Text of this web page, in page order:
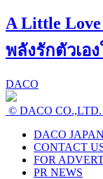
A Little
พลังรักตัวเอ
DACO
© DACO
DACO JAPAN
CONTACT
FOR
PR NEWS